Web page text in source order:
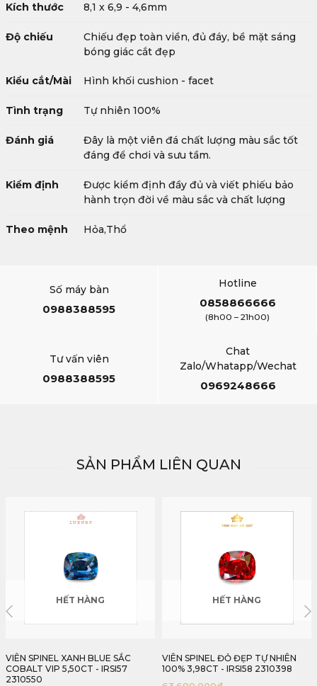
Kích thước 8,1 x 6,9 - 4,6mm
Độ chiếu
Chiếu đẹp toàn viền, đủ đáy, bề mặt sáng
bóng giác cắt đẹp
Kiểu cắt/Mài Hình khối cushion - facet
Tình trạng Tự nhiên 100%
Đánh giá
Đây là một viên đá chất lượng màu sắc tốt
đáng để chơi và sưu tầm.
Kiểm định
Được kiểm định đầy đủ và viết phiếu bảo
hành trọn đời về màu sắc và chất lượng
Theo mệnh Hỏa,Thổ
Số máy bàn
0988388595
Hotline
0858866666
(8h00 – 21h00)
Tư vấn viên
0988388595
Chat
Zalo/Whatapp/Wechat
0969248666
SẢN PHẨM LIÊN QUAN
HẾT HÀNG
VIÊN SPINEL ĐỎ ĐẸP TỰ NHIÊN
100% 3,98CT - IRSI58 2310398
HẾT HÀNG
VIÊN SPINEL HỒNG ĐỖ TỰ NHIÊN
100% 6,66CT - IRSI59 2310666